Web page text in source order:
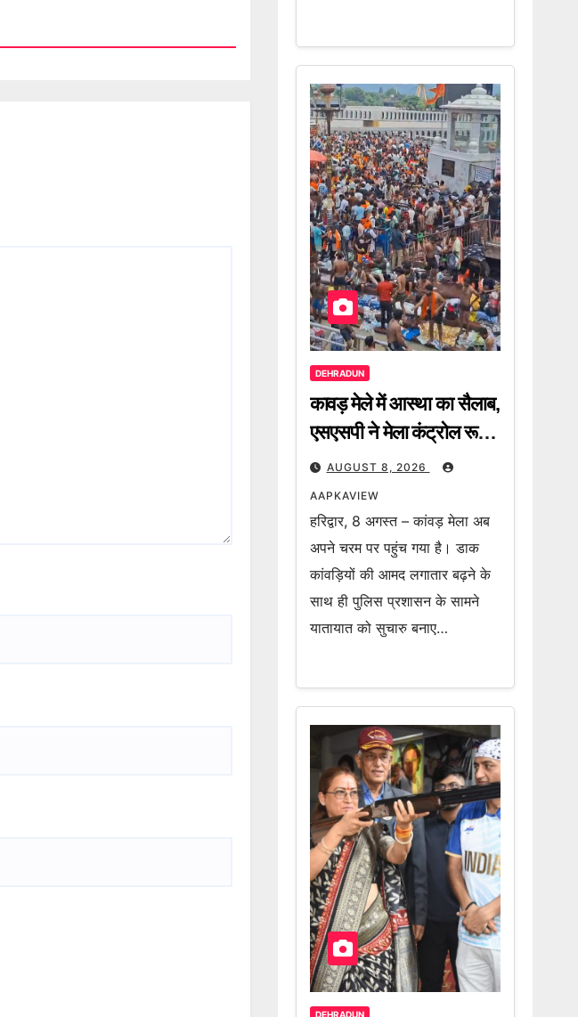
DEHRADUN
कावड़ मेले में आस्था का सैलाब,
एसएसपी ने मेला कंट्रोल रूम
से कांवड़ियों की आवाजाही,
पार्किंग व्यवस्था और हाईवे की
स्थिति का लिया जायजा
AUGUST 8, 2026
AAPKAVIEW
हरिद्वार, 8 अगस्त – कांवड़ मेला अब
अपने चरम पर पहुंच गया है। डाक
कांवड़ियों की आमद लगातार बढ़ने के
साथ ही पुलिस प्रशासन के सामने
यातायात को सुचारु बनाए…
DEHRADUN